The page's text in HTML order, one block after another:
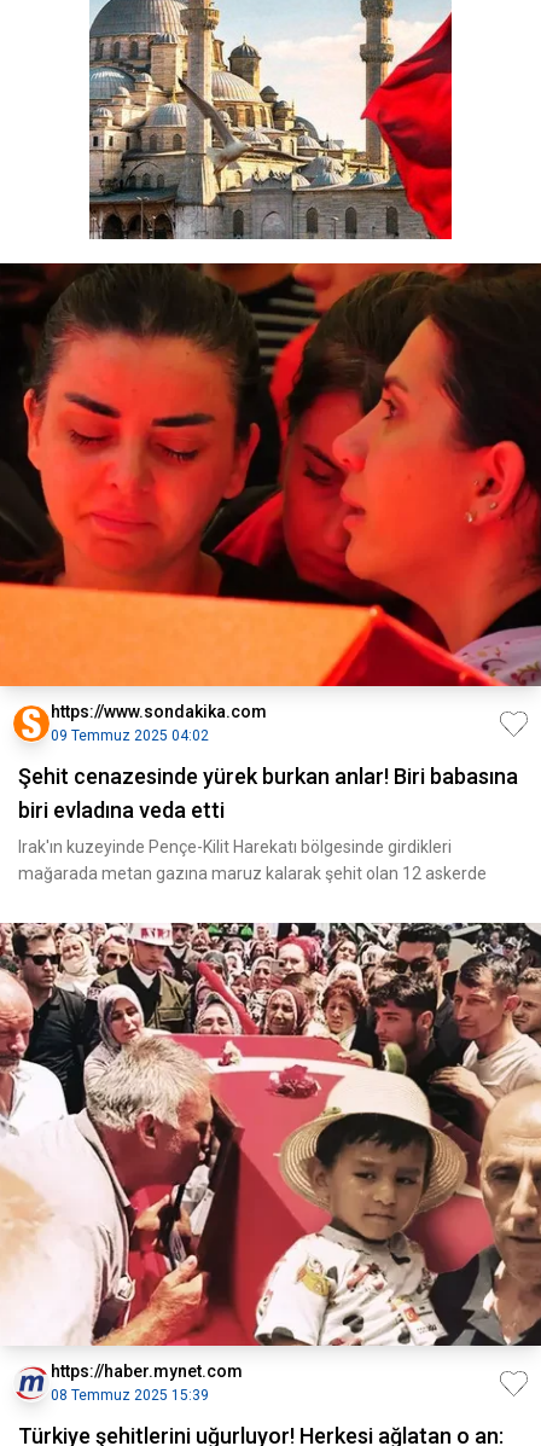
https://www.sondakika.com
09 Temmuz 2025 04:02
Şehit cenazesinde yürek burkan anlar! Biri babasına
biri evladına veda etti
Irak'ın kuzeyinde Pençe-Kilit Harekatı bölgesinde girdikleri
mağarada metan gazına maruz kalarak şehit olan 12 askerde
https://haber.mynet.com
08 Temmuz 2025 15:39
Türkiye şehitlerini uğurluyor! Herkesi ağlatan o an: